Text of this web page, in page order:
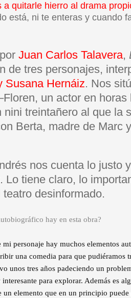
a quitarle hierro al drama
está, ni te enteras y cuando
Juan Carlos Talavera,
de tres personajes,
Susana Hernáiz. Nos
un actor en
nini treintañero al que la
Berta, madre de Marc
nos cuenta lo justo
. Lo tiene claro, lo
teatro desinformado.
hay en esta obra?
mi personaje hay muchos elementos
una comedia para que pudiéramos
unos tres años padeciendo un
para explorar. Además es
un elemento que en un principio